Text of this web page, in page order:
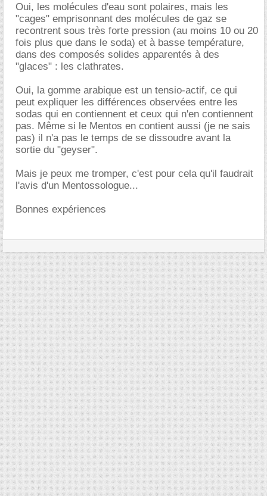
Oui, les molécules d'eau sont polaires, mais les
"cages" emprisonnant des molécules de gaz se
recontrent sous très forte pression (au moins 10 ou 20
fois plus que dans le soda) et à basse température,
dans des composés solides apparentés à des
"glaces" : les clathrates.
Oui, la gomme arabique est un tensio-actif, ce qui
peut expliquer les différences observées entre les
sodas qui en contiennent et ceux qui n'en contiennent
pas. Même si le Mentos en contient aussi (je ne sais
pas) il n'a pas le temps de se dissoudre avant la
sortie du "geyser".
Mais je peux me tromper, c'est pour cela qu'il faudrait
l'avis d'un Mentossologue...
Bonnes expériences